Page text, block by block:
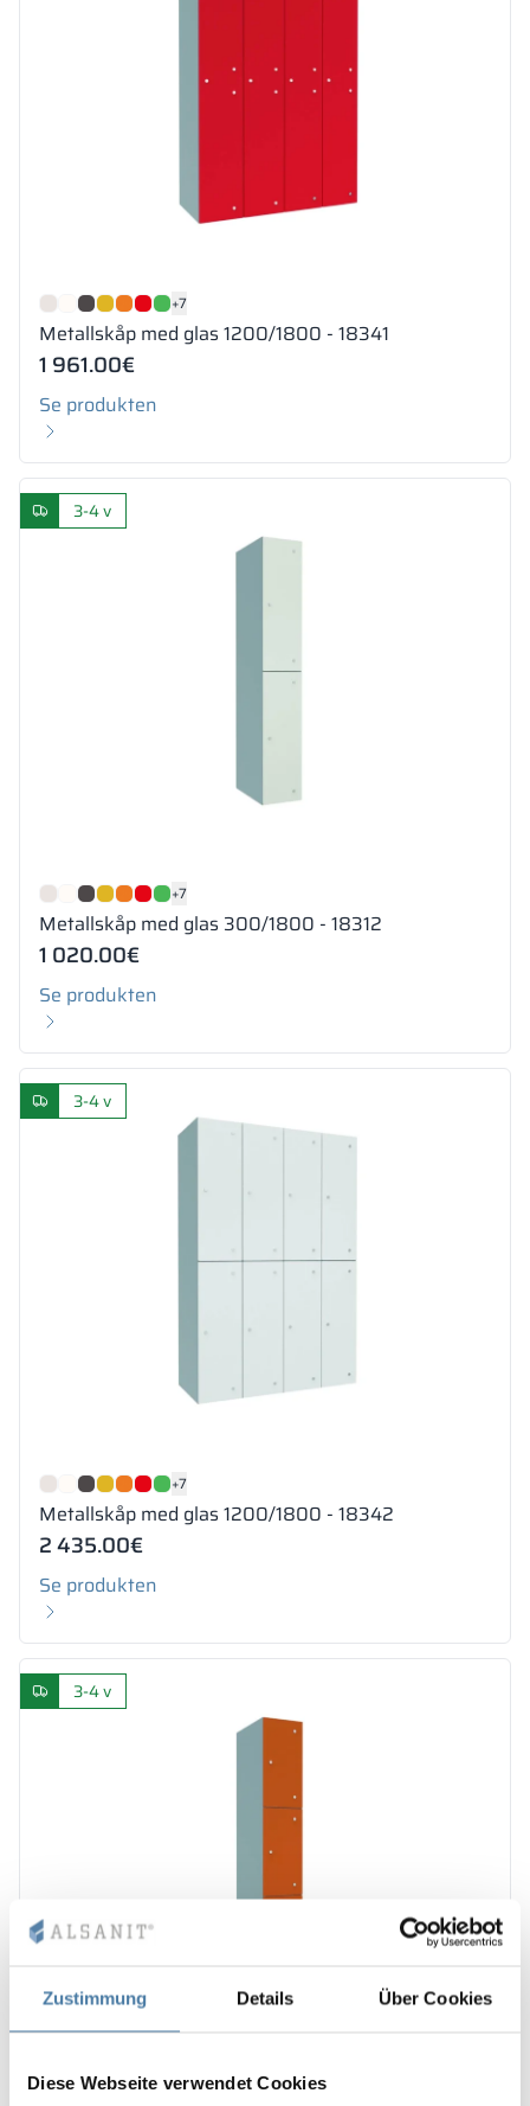
Zustimmung Details Über Cookies
Diese Webseite verwendet Cookies
+7
Metallskåp med glas 1200/1800 - 18341
1 961.00€
Se produkten
3-4 v
+7
Metallskåp med glas 300/1800 - 18312
1 020.00€
Se produkten
3-4 v
+7
Metallskåp med glas 1200/1800 - 18342
2 435.00€
Se produkten
3-4 v